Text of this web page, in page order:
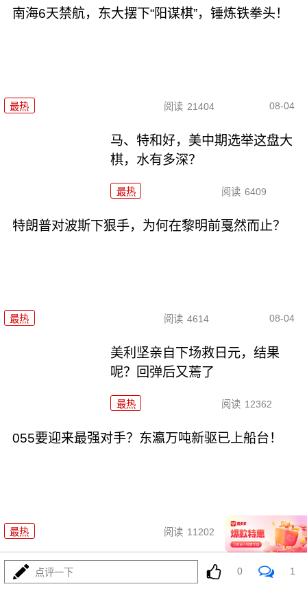
南海6天禁航，东大摆下“阳谋棋”，锤炼铁拳头！
最热 阅读 21404 08-04
马、特和好，美中期选举这盘大
棋，水有多深？
最热 阅读 6409
特朗普对波斯下狠手，为何在黎明前戛然而止？
最热 阅读 4614 08-04
美利坚亲自下场救日元，结果
呢？回弹后又蔫了
最热 阅读 12362
055要迎来最强对手？东瀛万吨新驱已上船台！
最热 阅读 11202 08-04
科幻片照进了现实，东大机器狼
驮着武器冲锋！
点评一下 0 1